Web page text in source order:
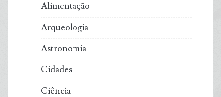
Alimentação
Arqueologia
Astronomia
Cidades
Ciência